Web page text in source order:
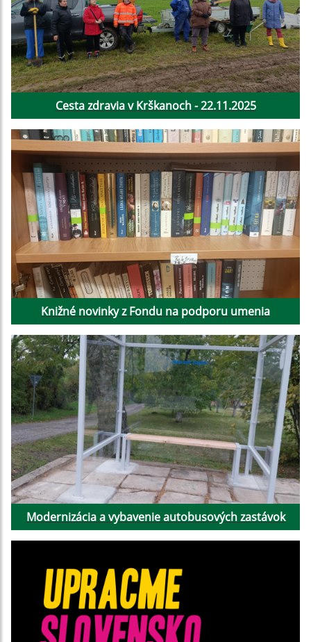
Cesta zdravia v Krškanoch - 22.11.2025
Knižné novinky z Fondu na podporu umenia
Modernizácia a vybavenie autobusových zastávok